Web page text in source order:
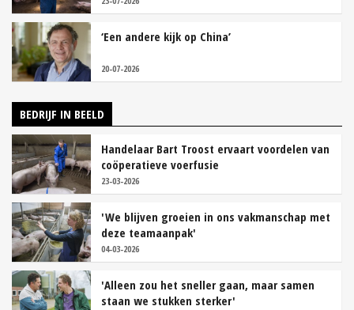
‘Een andere kijk op China’
20-07-2026
BEDRIJF IN BEELD
Handelaar Bart Troost ervaart voordelen van
coöperatieve voerfusie
23-03-2026
'We blijven groeien in ons vakmanschap met
deze teamaanpak'
04-03-2026
'Alleen zou het sneller gaan, maar samen
staan we stukken sterker'